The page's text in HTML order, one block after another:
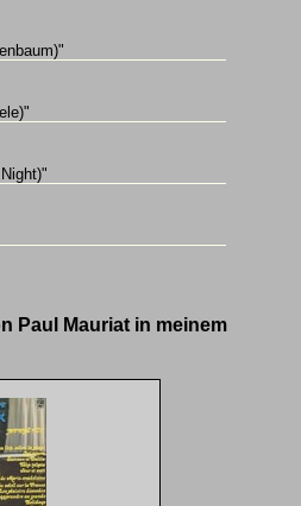
Paul Mauriat in meinem